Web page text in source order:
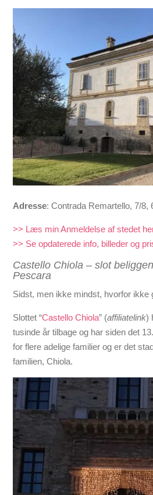
Adresse:Contrada Remartello, 7/8,
>> Læs min Anmeldelse af stedet
>> Se opdaterede info, billeder og
Castello Chiola – slot
Pescara
Sidst, men ikke mindst, hvorfor ikke
Slottet “Castello Chiola” (affiliatelink)
tusinde år tilbage og har sidendet
for flere adelige familier og er det
familien, Chiola.